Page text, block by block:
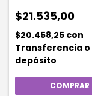
$21.535,00
$20.458,25 con
Transferencia o
depósito